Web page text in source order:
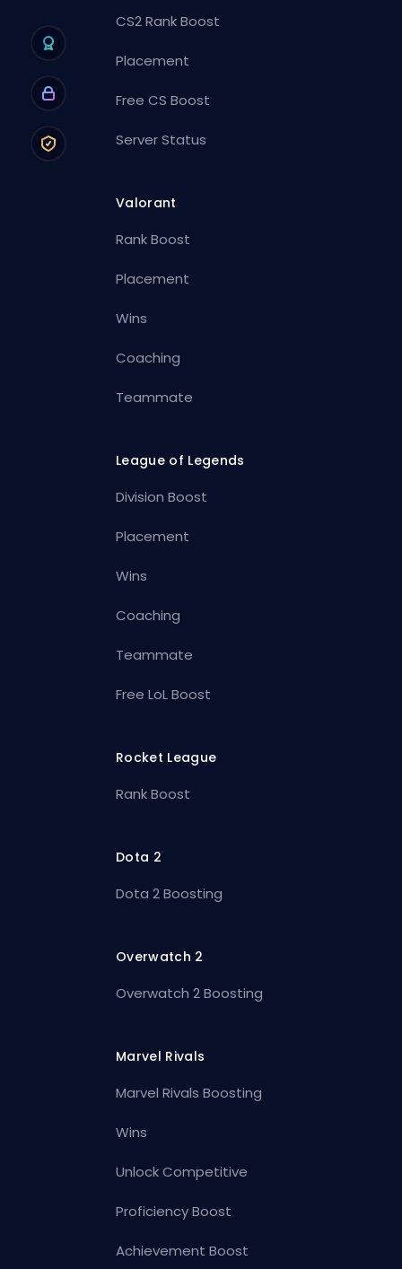
CS2 Rank Boost
Placement
Free CS Boost
Server Status
Valorant
Rank Boost
Placement
Wins
Coaching
Teammate
League of Legends
Division Boost
Placement
Wins
Coaching
Teammate
Free LoL Boost
Rocket League
Rank Boost
Dota 2
Dota 2 Boosting
Overwatch 2
Overwatch 2 Boosting
Marvel Rivals
Marvel Rivals Boosting
Wins
Unlock Competitive
Proficiency Boost
Achievement Boost